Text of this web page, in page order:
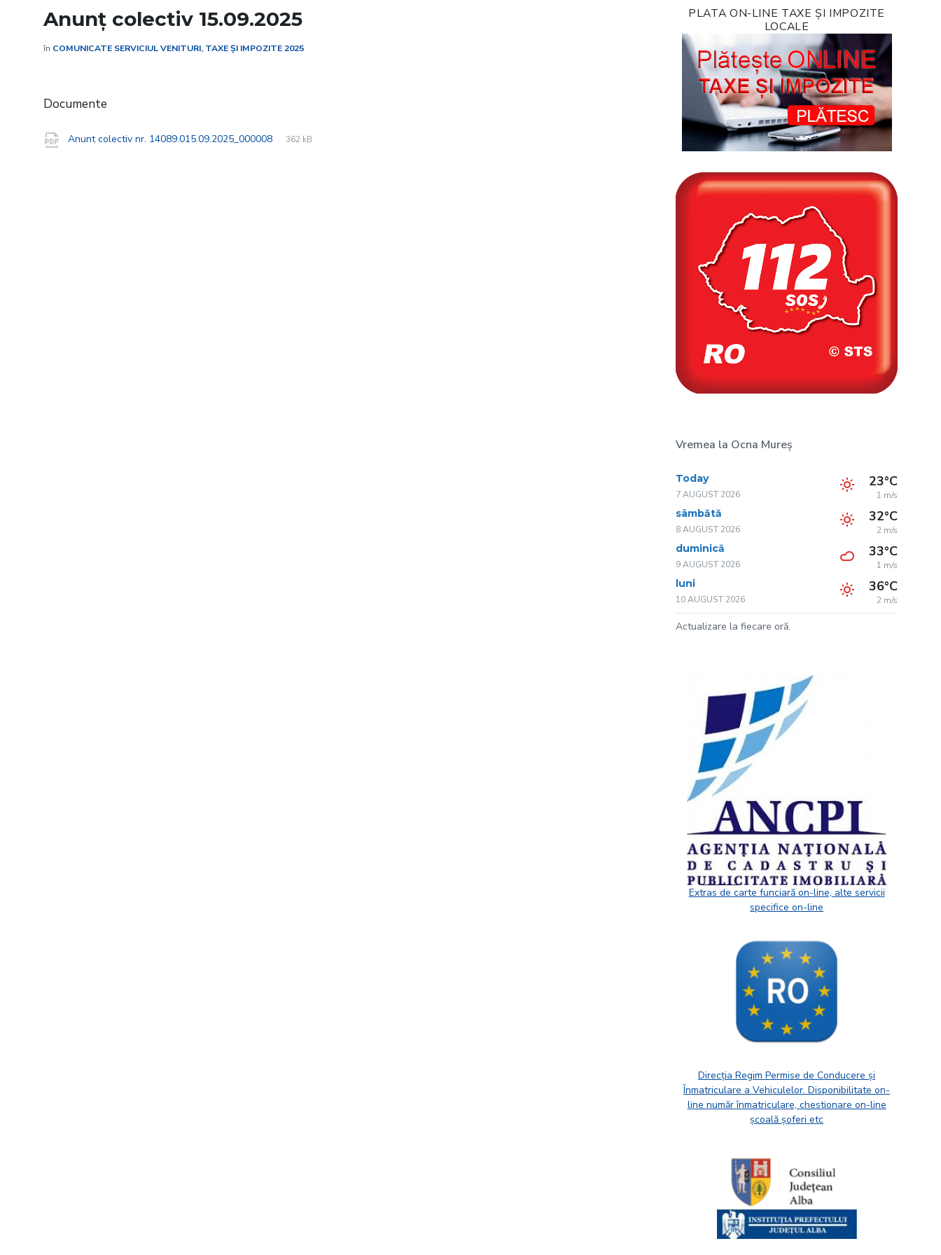
Anunț colectiv 15.09.2025
în COMUNICATE SERVICIUL VENITURI, TAXE ȘI IMPOZITE 2025
Documente
Anunt colectiv nr. 14089.015.09.2025_000008
File
pdf
File
362 kB
PLATA ON-LINE TAXE ȘI IMPOZITE
LOCALE
Vremea la Ocna Mureș
Today
7 AUGUST 2026
23°C
1 m/s
sâmbătă
8 AUGUST 2026
32°C
2 m/s
duminică
9 AUGUST 2026
33°C
1 m/s
luni
10 AUGUST 2026
36°C
2 m/s
Actualizare la fiecare oră.
Extras de carte funciară on-line, alte servicii
specifice on-line
Direcția Regim Permise de Conducere și
Înmatriculare a Vehiculelor. Disponibilitate on-
line număr înmatriculare, chestionare on-line
școală șoferi etc